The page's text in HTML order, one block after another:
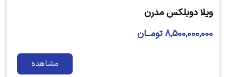
ویلا دوبلکس مدرن
8,500,000,000 تومــان
مشاهده